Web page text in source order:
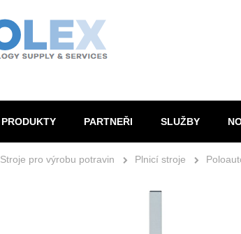
PRODUKTY PARTNEŘI SLUŽBY
Stroje pro výrobu potravin Plnicí stroje